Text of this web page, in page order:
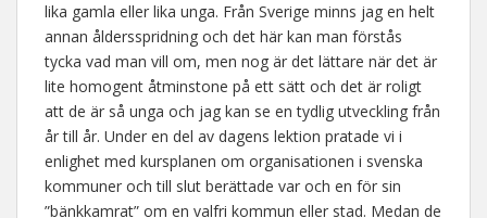
lika gamla eller lika unga. Från Sverige minns jag en helt
annan åldersspridning och det här kan man förstås
tycka vad man vill om, men nog är det lättare när det är
lite homogent åtminstone på ett sätt och det är roligt
att de är så unga och jag kan se en tydlig utveckling från
år till år. Under en del av dagens lektion pratade vi i
enlighet med kursplanen om organisationen i svenska
kommuner och till slut berättade var och en för sin
”bänkkamrat” om en valfri kommun eller stad. Medan de